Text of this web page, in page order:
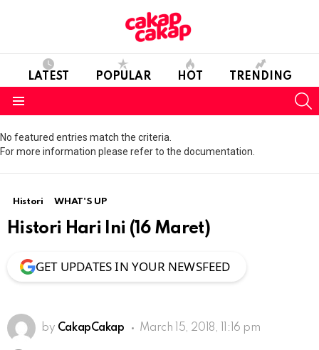
LATEST POPULAR HOT TRENDING
No featured entries match the criteria.
For more information please refer to the documentation.
Histori WHAT'S UP
Histori Hari Ini (16 Maret)
GET UPDATES IN YOUR NEWSFEED
by CakapCakap March 15, 2018, 11:16 pm